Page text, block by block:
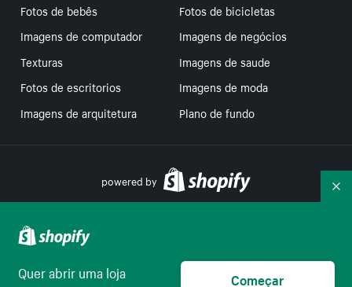
Fotos de bebês
Fotos de bicicletas
Imagens de computador
Imagens de negócios
Texturas
Imagens de saude
Fotos de escritorios
Imagens de moda
Imagens de arquitetura
Plano de fundo
powered by
Suas escolhas de privacidade
Quer abrir uma loja
Começar